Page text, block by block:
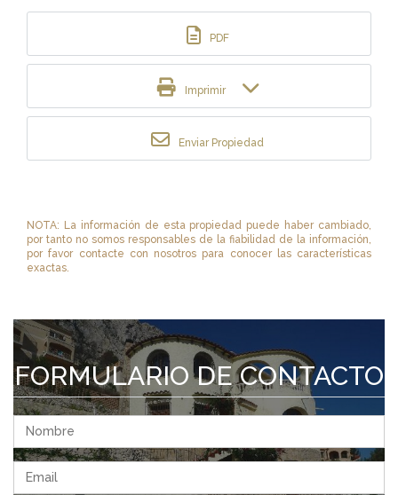
PDF
Imprimir
Enviar Propiedad
NOTA: La información de esta propiedad puede haber cambiado,
por tanto no somos responsables de la fiabilidad de la información,
por favor contacte con nosotros para conocer las características
exactas.
FORMULARIO DE CONTACTO